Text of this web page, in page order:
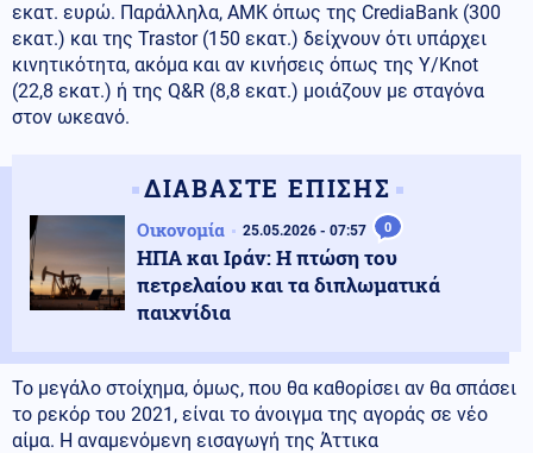
εκατ. ευρώ. Παράλληλα, ΑΜΚ όπως της CrediaBank (300
εκατ.) και της Trastor (150 εκατ.) δείχνουν ότι υπάρχει
κινητικότητα, ακόμα και αν κινήσεις όπως της Y/Knot
(22,8 εκατ.) ή της Q&R (8,8 εκατ.) μοιάζουν με σταγόνα
στον ωκεανό.
ΔΙΑΒΑΣΤΕ ΕΠΙΣΗΣ
Οικονομία 25.05.2026 - 07:57 0
ΗΠΑ και Ιράν: Η πτώση του
πετρελαίου και τα διπλωματικά
παιχνίδια
Το μεγάλο στοίχημα, όμως, που θα καθορίσει αν θα σπάσει
το ρεκόρ του 2021, είναι το άνοιγμα της αγοράς σε νέο
αίμα. Η αναμενόμενη εισαγωγή της Άττικα